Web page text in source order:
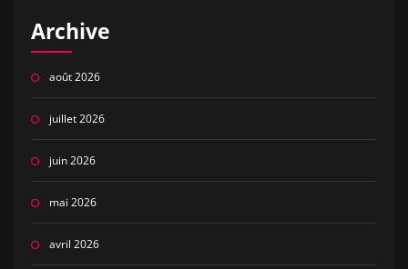
Archive
août 2026
juillet 2026
juin 2026
mai 2026
avril 2026